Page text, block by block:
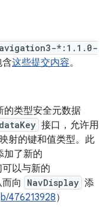
*:1.1.0-
这些提交内容。
的类型安全元数据
接口，允许用
射的键和值类型。此
加了新的
可以与新的
向 NavDisplay 添
b/476213928）